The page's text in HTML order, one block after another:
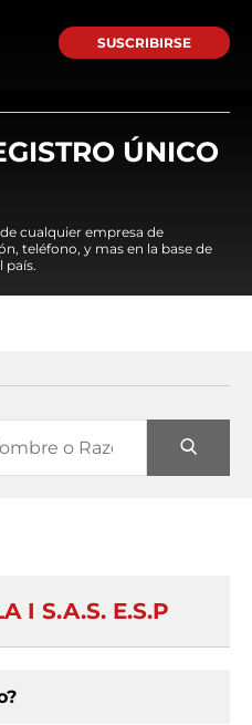
SUSCRIBIRSE
ÚNICO
cualquier empresa de
teléfono, y mas en la base de
país.
I S.A.S. E.S.P